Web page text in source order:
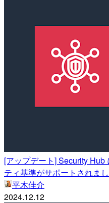
[アップデート] Security Hub
ティ基準がサポートされまし
平木佳介
2024.12.12